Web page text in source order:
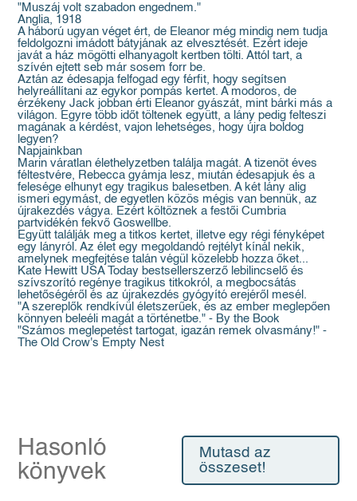
"Muszáj volt szabadon engednem."
Anglia, 1918
A háború ugyan véget ért, de Eleanor még mindig nem tudja
feldolgozni imádott bátyjának az elvesztését. Ezért ideje
javát a ház mögötti elhanyagolt kertben tölti. Attól tart, a
szívén ejtett seb már sosem forr be.
Aztán az édesapja felfogad egy férfit, hogy segítsen
helyreállítani az egykor pompás kertet. A modoros, de
érzékeny Jack jobban érti Eleanor gyászát, mint bárki más a
világon. Egyre több időt töltenek együtt, a lány pedig felteszi
magának a kérdést, vajon lehetséges, hogy újra boldog
legyen?
Napjainkban
Marin váratlan élethelyzetben találja magát. A tizenöt éves
féltestvére, Rebecca gyámja lesz, miután édesapjuk és a
felesége elhunyt egy tragikus balesetben. A két lány alig
ismeri egymást, de egyetlen közös mégis van bennük, az
újrakezdés vágya. Ezért költöznek a festői Cumbria
partvidékén fekvő Goswellbe.
Együtt találják meg a titkos kertet, illetve egy régi fényképet
egy lányról. Az élet egy megoldandó rejtélyt kínál nekik,
amelynek megfejtése talán végül közelebb hozza őket...
Kate Hewitt USA Today bestsellerszerző lebilincselő és
szívszorító regénye tragikus titkokról, a megbocsátás
lehetőségéről és az újrakezdés gyógyító erejéről mesél.
"A szereplők rendkívül életszerűek, és az ember meglepően
könnyen beleéli magát a történetbe." - By the Book
"Számos meglepetést tartogat, igazán remek olvasmány!" -
The Old Crow's Empty Nest
Hasonló
könyvek
Mutasd az
összeset!